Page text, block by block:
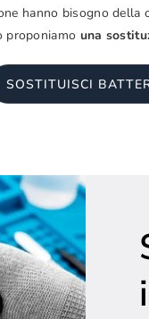
hanno bisogno della
proponiamo una
SOSTITUISCI